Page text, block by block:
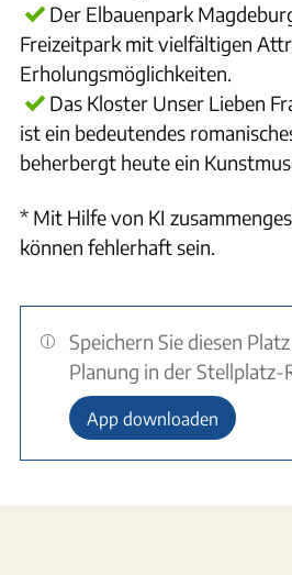
Der Elbauenpark
Freizeitpark mit vielfältigen
Erholungsmöglichkeiten.
Das Kloster Unser Lieben
ist ein bedeutendes
beherbergt heute ein
* Mit Hilfe von KI
können fehlerhaft sein.
Speichern Sie diesen
Planung in der Stellplatz-
App downloaden